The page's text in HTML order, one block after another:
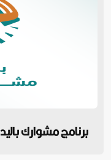
برنامج مشوارك باليد